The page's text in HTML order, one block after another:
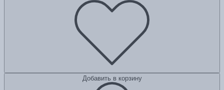
Добавить в корзину